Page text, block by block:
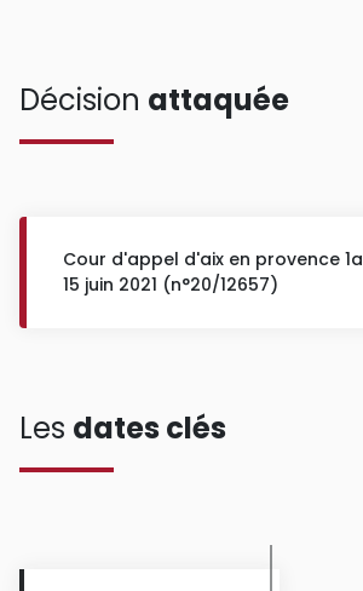
Décision attaquée
Cour d'appel d'aix en provence 1a
15 juin 2021 (n°20/12657)
Les dates clés